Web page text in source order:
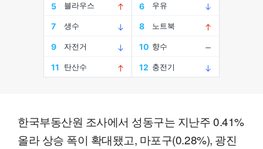
한국부동산원 조사에서 성동구는 지난주 0.41%
올라 상승 폭이 확대됐고, 마포구(0.28%), 광진